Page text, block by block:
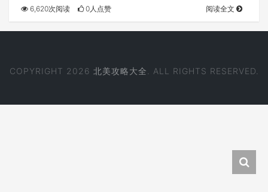
6,620次阅读 0人点赞 阅读全文
COPYRIGHT 2026 北美攻略大全 . ALL RIGHTS RESERVED.